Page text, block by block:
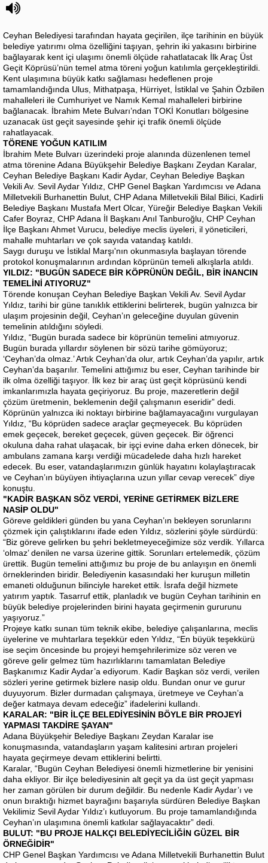
Ceyhan Belediyesi tarafından hayata geçirilen, ilçe tarihinin en büyük
belediye yatırımı olma özelliğini taşıyan, şehrin iki yakasını birbirine
bağlayarak kent içi ulaşımı önemli ölçüde rahatlatacak İlk Araç Üst
Geçit Köprüsü’nün temel atma töreni yoğun katılımla gerçekleştirildi.
Kent ulaşımına büyük katkı sağlaması hedeflenen proje
tamamlandığında Ulus, Mithatpaşa, Hürriyet, İstiklal ve Şahin Özbilen
mahalleleri ile Cumhuriyet ve Namık Kemal mahalleleri birbirine
bağlanacak. İbrahim Mete Bulvarı’ndan TOKİ Konutları bölgesine
uzanacak üst geçit sayesinde şehir içi trafik önemli ölçüde
rahatlayacak.
TÖRENE YOĞUN KATILIM
İbrahim Mete Bulvarı üzerindeki proje alanında düzenlenen temel
atma törenine Adana Büyükşehir Belediye Başkanı Zeydan Karalar,
Ceyhan Belediye Başkanı Kadir Aydar, Ceyhan Belediye Başkan
Vekili Av. Sevil Aydar Yıldız, CHP Genel Başkan Yardımcısı ve Adana
Milletvekili Burhanettin Bulut, CHP Adana Milletvekili Bilal Bilici, Kadirli
Belediye Başkanı Mustafa Mert Olcar, Yüreğir Belediye Başkan Vekili
Cafer Boyraz, CHP Adana İl Başkanı Anıl Tanburoğlu, CHP Ceyhan
İlçe Başkanı Ahmet Vurucu, belediye meclis üyeleri, il yöneticileri,
mahalle muhtarları ve çok sayıda vatandaş katıldı.
Saygı duruşu ve İstiklal Marşı'nın okunmasıyla başlayan törende
protokol konuşmalarının ardından köprünün temeli alkışlarla atıldı.
YILDIZ: "BUGÜN SADECE BİR KÖPRÜNÜN DEĞİL, BİR İNANCIN
TEMELİNİ ATIYORUZ"
Törende konuşan Ceyhan Belediye Başkan Vekili Av. Sevil Aydar
Yıldız, tarihi bir güne tanıklık ettiklerini belirterek, bugün yalnızca bir
ulaşım projesinin değil, Ceyhan’ın geleceğine duyulan güvenin
temelinin atıldığını söyledi.
Yıldız, “Bugün burada sadece bir köprünün temelini atmıyoruz.
Bugün burada yıllardır söylenen bir sözü tarihe gömüyoruz;
‘Ceyhan’da olmaz.’ Artık Ceyhan’da olur, artık Ceyhan’da yapılır, artık
Ceyhan’da başarılır. Temelini attığımız bu eser, Ceyhan tarihinde bir
ilk olma özelliği taşıyor. İlk kez bir araç üst geçit köprüsünü kendi
imkanlarımızla hayata geçiriyoruz. Bu proje, mazeretlerin değil
çözüm üretmenin, beklemenin değil çalışmanın eseridir” dedi.
Köprünün yalnızca iki noktayı birbirine bağlamayacağını vurgulayan
Yıldız, “Bu köprüden sadece araçlar geçmeyecek. Bu köprüden
emek geçecek, bereket geçecek, güven geçecek. Bir öğrenci
okuluna daha rahat ulaşacak, bir işçi evine daha erken dönecek, bir
ambulans zamana karşı verdiği mücadelede daha hızlı hareket
edecek. Bu eser, vatandaşlarımızın günlük hayatını kolaylaştıracak
ve Ceyhan’ın büyüyen ihtiyaçlarına uzun yıllar cevap verecek” diye
konuştu.
"KADİR BAŞKAN SÖZ VERDİ, YERİNE GETİRMEK BİZLERE
NASİP OLDU"
Göreve geldikleri günden bu yana Ceyhan’ın bekleyen sorunlarını
çözmek için çalıştıklarını ifade eden Yıldız, sözlerini şöyle sürdürdü:
“Biz göreve gelirken bu şehri bekletmeyeceğimize söz verdik. Yıllarca
‘olmaz’ denilen ne varsa üzerine gittik. Sorunları ertelemedik, çözüm
ürettik. Bugün temelini attığımız bu proje de bu anlayışın en önemli
örneklerinden biridir. Belediyenin kasasındaki her kuruşun milletin
emaneti olduğunun bilinciyle hareket ettik. İsrafa değil hizmete
yatırım yaptık. Tasarruf ettik, planladık ve bugün Ceyhan tarihinin en
büyük belediye projelerinden birini hayata geçirmenin gururunu
yaşıyoruz.”
Projeye katkı sunan tüm teknik ekibe, belediye çalışanlarına, meclis
üyelerine ve muhtarlara teşekkür eden Yıldız, “En büyük teşekkürü
ise seçim öncesinde bu projeyi hemşehrilerimize söz veren ve
göreve gelir gelmez tüm hazırlıklarını tamamlatan Belediye
Başkanımız Kadir Aydar’a ediyorum. Kadir Başkan söz verdi, verilen
sözleri yerine getirmek bizlere nasip oldu. Bundan onur ve gurur
duyuyorum. Bizler durmadan çalışmaya, üretmeye ve Ceyhan’a
değer katmaya devam edeceğiz” ifadelerini kullandı.
KARALAR: "BİR İLÇE BELEDİYESİNİN BÖYLE BİR PROJEYİ
YAPMASI TAKDİRE ŞAYAN"
Adana Büyükşehir Belediye Başkanı Zeydan Karalar ise
konuşmasında, vatandaşların yaşam kalitesini artıran projeleri
hayata geçirmeye devam ettiklerini belirtti.
Karalar, “Bugün Ceyhan Belediyesi önemli hizmetlerine bir yenisini
daha ekliyor. Bir ilçe belediyesinin alt geçit ya da üst geçit yapması
her zaman görülen bir durum değildir. Bu nedenle Kadir Aydar’ı ve
onun bıraktığı hizmet bayrağını başarıyla sürdüren Belediye Başkan
Vekilimiz Sevil Aydar Yıldız’ı kutluyorum. Bu proje tamamlandığında
Ceyhan’ın ulaşımına önemli katkılar sağlayacaktır” dedi.
BULUT: "BU PROJE HALKÇI BELEDİYECİLİĞİN GÜZEL BİR
ÖRNEĞİDİR"
CHP Genel Başkan Yardımcısı ve Adana Milletvekili Burhanettin Bulut